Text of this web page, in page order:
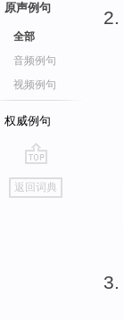
原声例句
全部
音频例句
视频例句
权威例句
go
top
返回词典